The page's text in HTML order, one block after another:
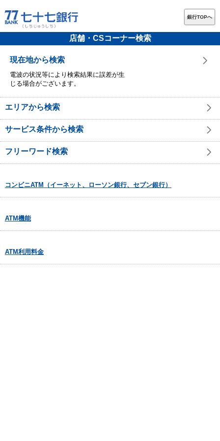
銀行TOPへ
店舗・CSコーナー検索
現在地から検索
電波の状況等により検索結果に誤差が生
じる場合がございます。
エリアから検索
サービス条件から検索
フリーワード検索
コンビニATM（イーネット、ローソン銀行、セブン銀行）
ATM機能
ATM利用料金